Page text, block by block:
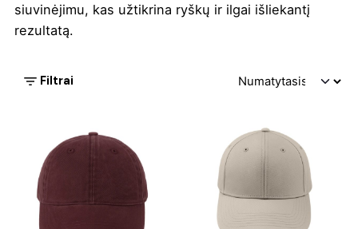
siuvinėjimu, kas užtikrina ryškų ir ilgai išliekantį
rezultatą.
Filtrai